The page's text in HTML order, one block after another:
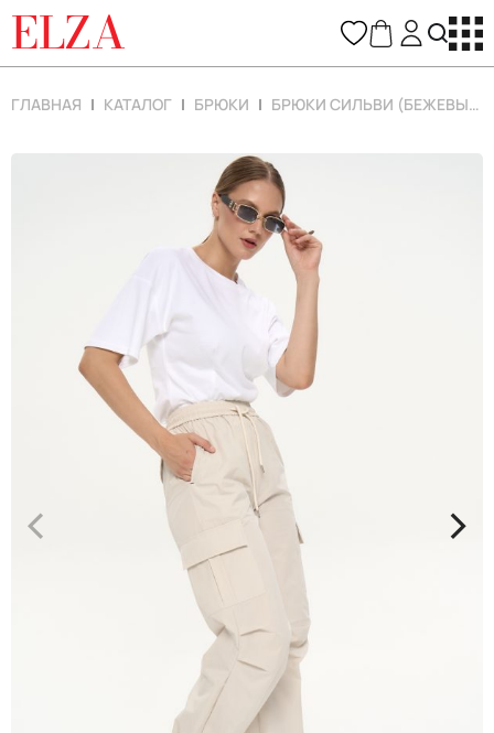
ELZA
ГЛАВНАЯ КАТАЛОГ БРЮКИ БРЮКИ СИЛЬВИ (БЕЖЕВЫЙ)
< >